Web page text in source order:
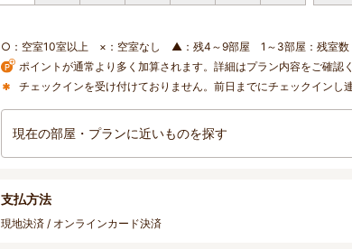
○：空室10室以上 ×：空室なし ▲：残4～9部屋 1～3部屋：残室数
ポイントが通常より多く加算されます。詳細はプラン内容をご確認く
チェックインを受け付けておりません。前日までにチェックインし
現在の部屋・プランに近いものを探す
支払方法
現地決済 / オンラインカード決済